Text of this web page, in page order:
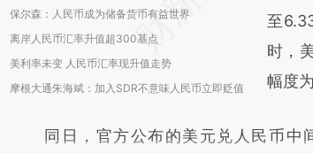
保尔森：人民币成为储备货币有益世界
离岸人民币汇率升值超300基点
美利率未变 人民币汇率现升值走势
摩根大通朱海斌：加入SDR不意味人民币立即贬值
至
时，
幅度
同日，官方公布的美元兑人民币中